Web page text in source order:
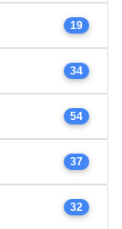
19
34
54
37
32